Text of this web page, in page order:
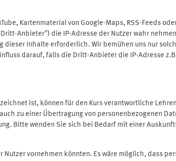
Kartenmaterial von Google-Maps, RSS-Feeds
Anbieter") die IP-Adresse der Nutzer wahr
Inhalte erforderlich. Wir bemühen uns nur
darauf, falls die Dritt-Anbieter die IP-Adresse
ist, können für den Kurs verantwortliche
zu einer Übertragung von personenbezogenen
Bitte wenden Sie sich bei Bedarf mit einer
vornehmen könnten. Es wäre möglich, dass